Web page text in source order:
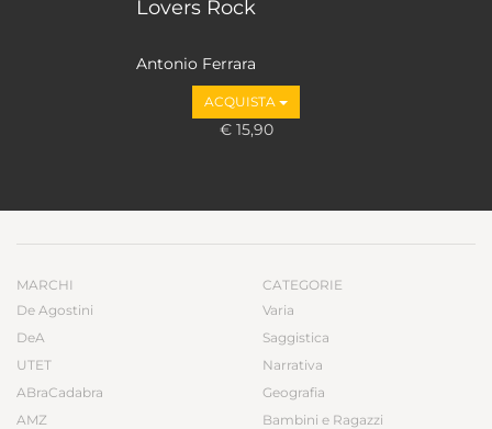
Lovers Rock
Antonio Ferrara
ACQUISTA
€ 15,90
MARCHI
De Agostini
DeA
UTET
ABraCadabra
AMZ
CATEGORIE
Varia
Saggistica
Narrativa
Geografia
Bambini e Ragazzi